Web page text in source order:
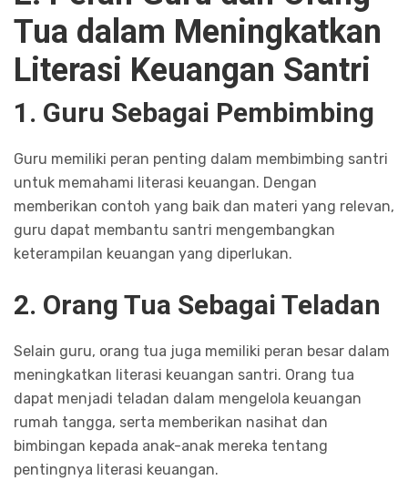
Tua dalam Meningkatkan
Literasi Keuangan Santri
1. Guru Sebagai Pembimbing
Guru memiliki peran penting dalam membimbing santri
untuk memahami literasi keuangan. Dengan
memberikan contoh yang baik dan materi yang relevan,
guru dapat membantu santri mengembangkan
keterampilan keuangan yang diperlukan.
2. Orang Tua Sebagai Teladan
Selain guru, orang tua juga memiliki peran besar dalam
meningkatkan literasi keuangan santri. Orang tua
dapat menjadi teladan dalam mengelola keuangan
rumah tangga, serta memberikan nasihat dan
bimbingan kepada anak-anak mereka tentang
pentingnya literasi keuangan.